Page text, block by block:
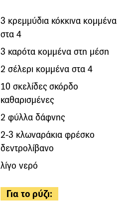
3 κρεμμύδια κόκκινα κομμένα
στα 4
3 καρότα κομμένα στη μέση
2 σέλερι κομμένα στα 4
10 σκελίδες σκόρδο
καθαρισμένες
2 φύλλα δάφνης
2-3 κλωναράκια φρέσκο
δεντρολίβανο
λίγο νερό
Για το ρύζι: